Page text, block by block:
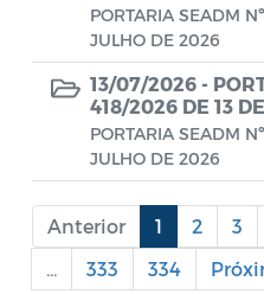
Diário
Emendas
Extrato de
Extrato de
Instruções
PORTARIA SEADM
JULHO DE 2026
13/07/2026 -
418/2026 DE 13
PORTARIA SEADM
JULHO DE 2026
Anterior 1 2 3
333 334